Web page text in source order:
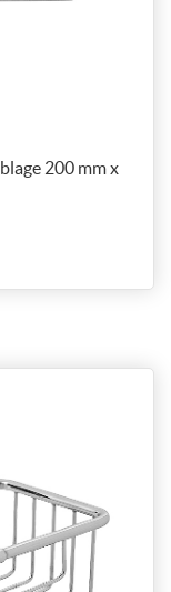
200 mm x